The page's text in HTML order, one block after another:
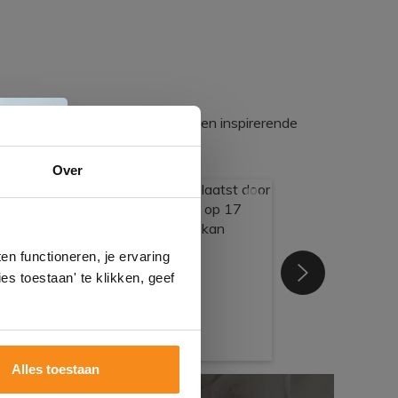
Over
functioneren, je ervaring
toestaan' te klikken, geef
Alles toestaan
Samen bouwen we een inspirerende